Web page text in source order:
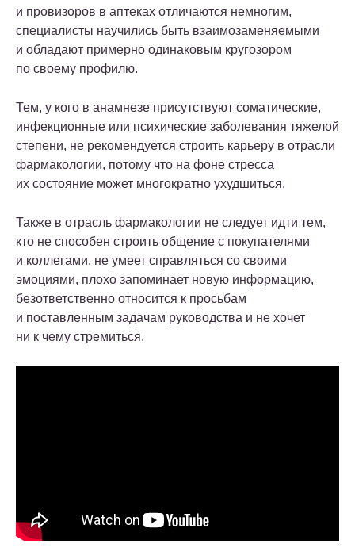
и провизоров в аптеках отличаются немногим,
специалисты научились быть взаимозаменяемыми
и обладают примерно одинаковым кругозором
по своему профилю.
Тем, у кого в анамнезе присутствуют соматические,
инфекционные или психические заболевания тяжелой
степени, не рекомендуется строить карьеру в отрасли
фармакологии, потому что на фоне стресса
их состояние может многократно ухудшиться.
Также в отрасль фармакологии не следует идти тем,
кто не способен строить общение с покупателями
и коллегами, не умеет справляться со своими
эмоциями, плохо запоминает новую информацию,
безответственно относится к просьбам
и поставленным задачам руководства и не хочет
ни к чему стремиться.